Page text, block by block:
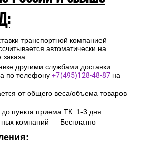
транспортной компанией
автоматически на
другими службами доставки
по телефону +7(495)128-48-87 на
от общего веса/объема товаров
до пункта приема ТК: 1-3 дня.
компаний — Бесплатно